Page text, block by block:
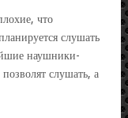
что
слушать
наушники-
слушать, а